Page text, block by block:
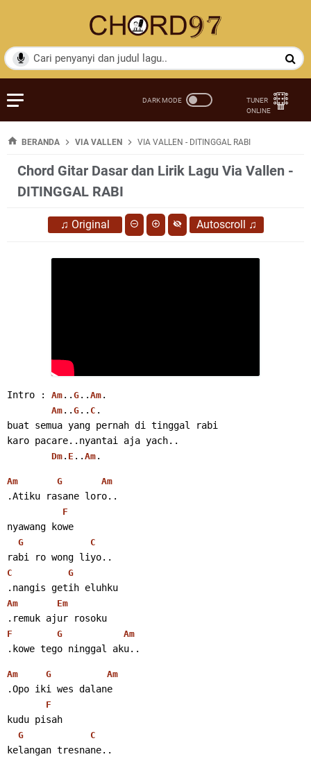
BERANDA VIA VALLEN VIA VALLEN - DITINGGAL RABI
Chord Gitar Dasar dan Lirik Lagu Via Vallen -
DITINGGAL RABI
♫ Original Autoscroll ♫
Intro : Am .. G .. Am .
Am .. G .. C .
buat semua yang pernah di tinggal rabi
karo pacare..nyantai aja yach..
Dm . E .. Am .
Am G Am
.Atiku rasane loro..
F
nyawang kowe
G C
rabi ro wong liyo..
C G
.nangis getih eluhku
Am Em
.remuk ajur rosoku
F G Am
.kowe tego ninggal aku..
Am G Am
.Opo iki wes dalane
F
kudu pisah
G C
kelangan tresnane..